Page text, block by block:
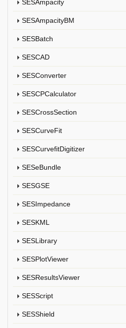
SESAmpacity
SESAmpacityBM
SESBatch
SESCAD
SESConverter
SESCPCalculator
SESCrossSection
SESCurveFit
SESCurvefitDigitizer
SESeBundle
SESGSE
SESImpedance
SESKML
SESLibrary
SESPlotViewer
SESResultsViewer
SESScript
SESShield